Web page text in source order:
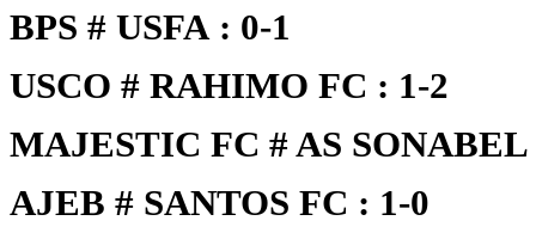
BPS # USFA : 0-1
USCO # RAHIMO FC : 1-2
MAJESTIC FC # AS SONABEL
AJEB # SANTOS FC : 1-0